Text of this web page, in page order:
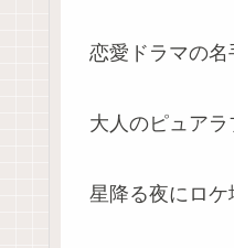
恋愛ドラマの
大人のピュアラ
星降る夜にロ